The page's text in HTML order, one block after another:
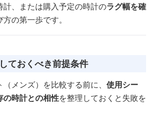
計、または購入予定の時計のラグ幅を確
の第一歩です。
ておくべき前提条件
メンズ）を比較する前に、 使用シー
の時計との相性を整理しておくと失敗を